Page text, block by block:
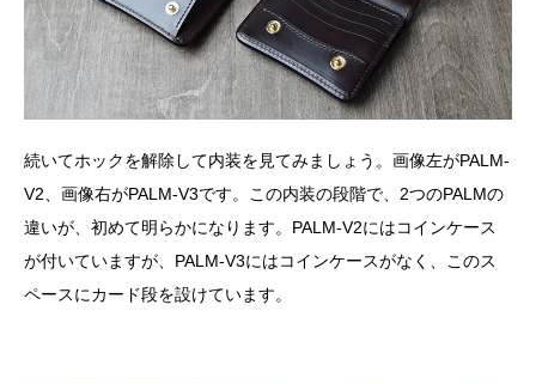
続いてホックを解除して内装を見てみましょう。画像左がPALM-
V2、画像右がPALM-V3です。この内装の段階で、2つのPALMの
違いが、初めて明らかになります。PALM-V2にはコインケース
が付いていますが、PALM-V3にはコインケースがなく、このス
ペースにカード段を設けています。